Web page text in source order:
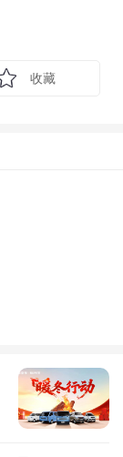
收藏